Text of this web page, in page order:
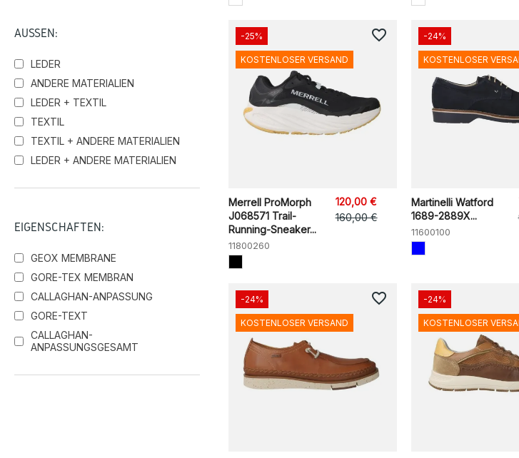
AUSSEN:
LEDER
ANDERE MATERIALIEN
LEDER + TEXTIL
TEXTIL
TEXTIL + ANDERE MATERIALIEN
LEDER + ANDERE MATERIALIEN
EIGENSCHAFTEN:
GEOX MEMBRANE
GORE-TEX MEMBRAN
CALLAGHAN-ANPASSUNG
GORE-TEXT
CALLAGHAN-
ANPASSUNGSGESAMT
Merrell ProMorph
J068571 Trail-
Running-Sneaker...
11800260
120,00 €
160,00 €
-25%
KOSTENLOSER VERSAND
favorite_border
Martinelli Watford
1689-2889X...
11600100
-24%
KOSTENLOSER
-24%
KOSTENLOSER VERSAND
favorite_border -24%
KOSTENLOSER